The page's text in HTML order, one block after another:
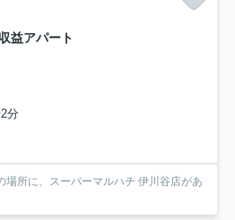
益アパート
分
所に、スーパーマルハチ 伊川谷店があ